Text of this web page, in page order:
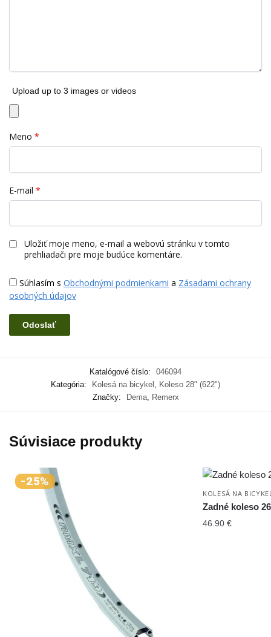
Upload up to 3 images or videos
Meno *
E-mail *
Uložiť moje meno, e-mail a webovú stránku v tomto
prehliadači pre moje budúce komentáre.
Súhlasím s Obchodnými podmienkami a Zásadami ochrany
osobných údajov
Katalógové číslo:
046094
Kategória:
Kolesá na bicykel
Koleso 28" (622")
Značky:
Dema, Remerx
Súvisiace produkty
-25%
KOLESÁ NA
Zadné koleso
46.90 €